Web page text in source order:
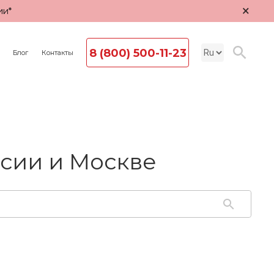
×
Блог Контакты 8 (800) 500-11-23
и Москве